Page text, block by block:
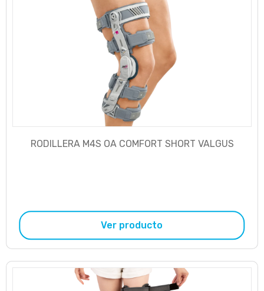
RODILLERA M4S OA COMFORT SHORT VALGUS
Ver producto